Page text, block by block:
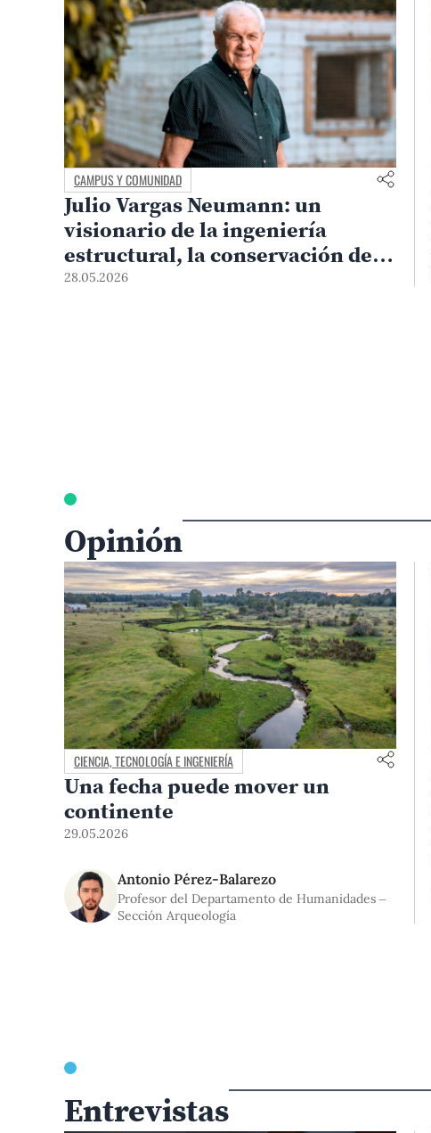
CAMPUS Y COMUNIDAD
Julio Vargas Neumann: un
visionario de la ingeniería
estructural, la conservación del
patrimonio y el compromiso
28.05.2026
Opinión
CIENCIA, TECNOLOGÍA E INGENIERÍA
Una fecha puede mover un
continente
29.05.2026
Antonio Pérez-Balarezo
Profesor del Departamento de Humanidades –
Sección Arqueología
Entrevistas